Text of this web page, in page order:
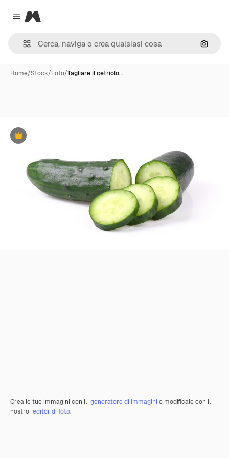
Close menu
Magnific
Cerca
Home/Stock/Foto/Tagliare il cetriolo…
Premium
Crea le tue immagini con il generatore di immagini e modificale con il
nostro editor di foto.